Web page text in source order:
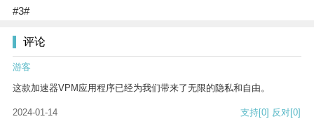
#3#
评论
游客
这款加速器VPM应用程序已经为我们带来了无限的隐私和自由。
2024-01-14 支持[0] 反对[0]